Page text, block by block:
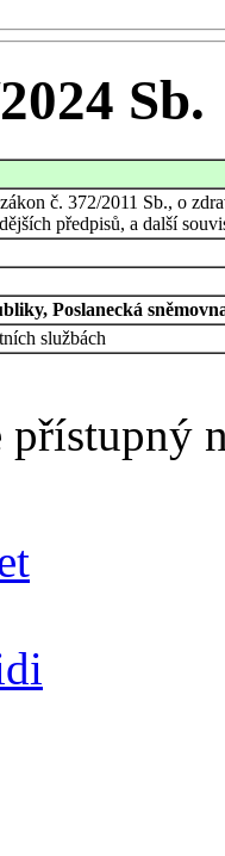
Sb.
č. 372/2011 Sb., o
předpisů, a další
Poslanecká
službách